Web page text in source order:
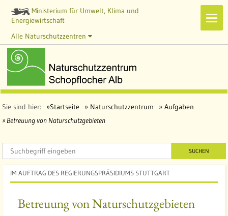
Ministerium für Umwelt, Klima und
Energiewirtschaft
Alle Naturschutzzentren
Sie sind hier: Startseite Naturschutzzentrum
Aufgaben
Betreuung von Naturschutzgebieten
SUCHEN
IM AUFTRAG DES REGIERUNGSPRÄSIDIUMS STUTTGART
Betreuung von Naturschutzgebieten